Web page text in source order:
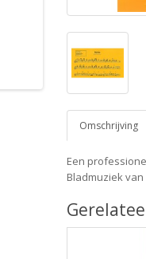
Omschrijving
Een
Bladmuziek van